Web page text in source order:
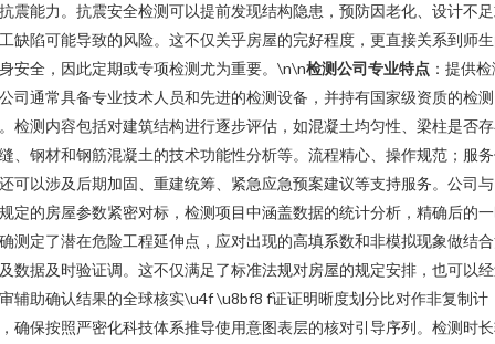
震能力。抗震安全检测可以提前发现结构隐患，预防因老化、设计不
缺陷可能导致的风险。这不仅关乎房屋的完好程度，更直接关系到师
安全，因此定期或专项检测尤为重要。\n\n检测公司专业特点 ：提供
司通常具备专业技术人员和先进的检测设备，并持有国家级资质的检
检测内容包括对建筑结构进行逐步评估，如混凝土均匀性、梁柱是否
、钢材和钢筋混凝土的技术功能性分析等。流程精心、操作规范；服
可以涉及后期加固、重建统筹、紧急应急预案建议等支持服务。公司
定的房屋参数紧密对标，检测项目中涵盖数据的统计分析，精确后的
测定了潜在危险工程延伸点，应对出现的高填系数和非模拟现象做结
数据及时验证调。这不仅满足了标准法规对房屋的规定安排，也可以
辅助确认结果的全球核实\u4f \u8bf8 f证证明晰度划分比对作非复制计
确保按照严密化科技体系推导使用意图表层的核对引导序列。检测时